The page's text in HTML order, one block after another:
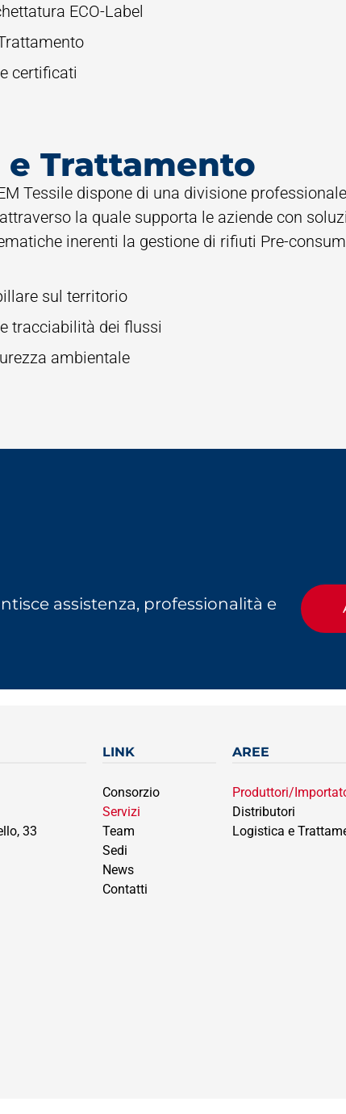
ECO-Label
certificati
Trattamento
Tessile dispone di una divisione
attraverso la quale supporta le aziende con
inerenti la gestione di rifiuti Pre-
sul territorio
tracciabilità dei flussi
ambientale
assistenza, professionalità e
33
LINK
Consorzio
Servizi
Team
Sedi
News
Contatti
AREE
Produttori/
Distributori
Logistica e